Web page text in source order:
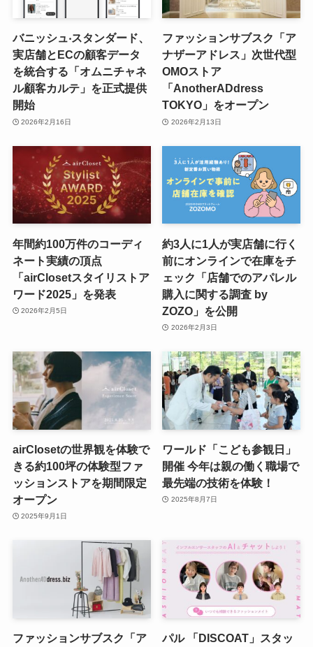
バニッシュ‧スタンダード、
実店舗とECの顧客データ
を統合する「オムニチャネ
ル顧客カルテ」を正式提供
開始
2026年2月16日
ファッションサブスク「ア
ナザーアドレス」次世代型
OMOストア
「AnotherADdress
TOKYO」をオープン
2026年2月13日
年間約100万件のコーディ
ネート実績の頂点
「airClosetスタイリストア
ワード2025」を発表
2026年2月5日
約3人に1人が実店舗に行く
前にオンラインで在庫をチ
ェック「店舗でのアパレル
購入に関する調査 by
ZOZO」を公開
2026年2月3日
airClosetの世界観を体験で
きる約100坪の体験型ファ
ッションストアを期間限定
オープン
2025年9月1日
ワールド「こども参観日」
開催 今年は親の働く職場で
最先端の技術を体験！
2025年8月7日
ファッションサブスク「ア
パル 「DISCOAT」スタッ